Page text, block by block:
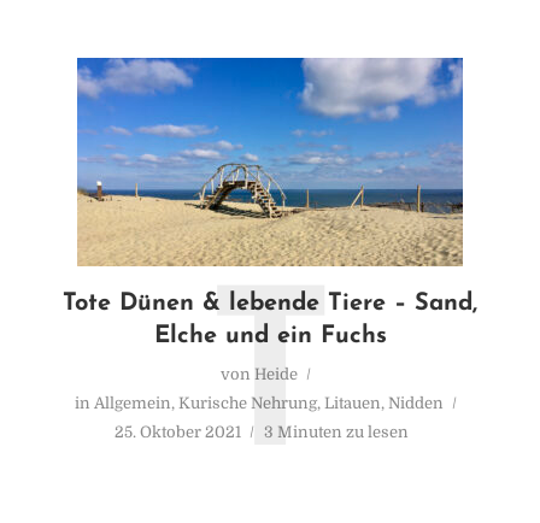
Tote Dünen & lebende Tiere – Sand,
Elche und ein Fuchs
von Heide
in Allgemein, Kurische Nehrung, Litauen, Nidden
25. Oktober 2021
3 Minuten zu lesen
T